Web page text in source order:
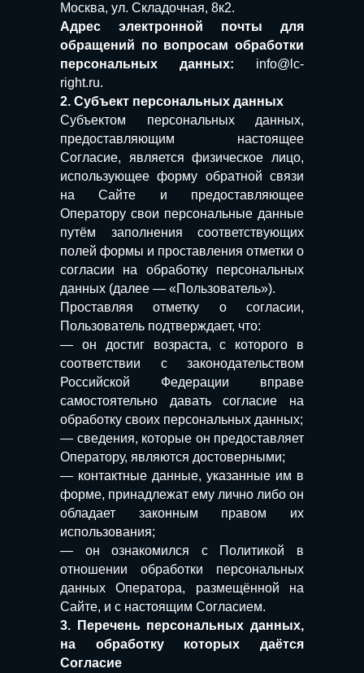
Москва, ул. Складочная, 8к2.
Адрес электронной почты для
обращений по вопросам обработки
персональных данных: info@lc-
right.ru.
2. Субъект персональных данных
Субъектом персональных данных,
предоставляющим настоящее
Согласие, является физическое лицо,
использующее форму обратной связи
на Сайте и предоставляющее
Оператору свои персональные данные
путём заполнения соответствующих
полей формы и проставления отметки о
согласии на обработку персональных
данных (далее — «Пользователь»).
Проставляя отметку о согласии,
Пользователь подтверждает, что:
— он достиг возраста, с которого в
соответствии с законодательством
Российской Федерации вправе
самостоятельно давать согласие на
обработку своих персональных данных;
— сведения, которые он предоставляет
Оператору, являются достоверными;
— контактные данные, указанные им в
форме, принадлежат ему лично либо он
обладает законным правом их
использования;
— он ознакомился с Политикой в
отношении обработки персональных
данных Оператора, размещённой на
Сайте, и с настоящим Согласием.
3. Перечень персональных данных,
на обработку которых даётся
Согласие